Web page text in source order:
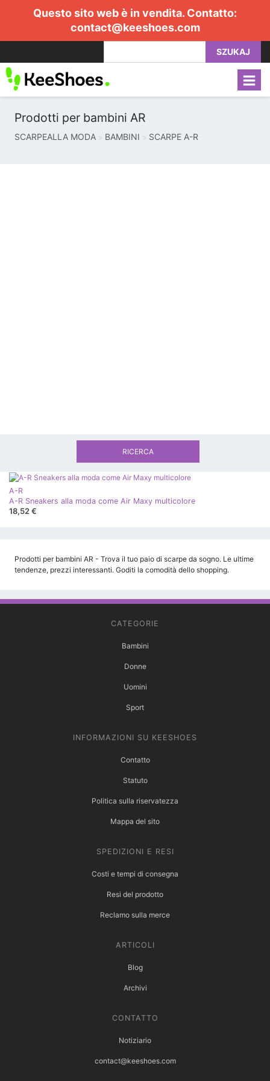
Questo sito web è in vendita. Contatto:
contact@keeshoes.com
SZUKAJ
Prodotti per bambini AR
SCARPEALLA MODA BAMBINI SCARPE A-R
A-R
A-R Sneakers alla moda come Air Maxy multicolore
18,52 €
Prodotti per bambini AR - Trova il tuo paio di scarpe da sogno. Le ultime
tendenze, prezzi interessanti. Goditi la comodità dello shopping.
RICERCA
CATEGORIE
Bambini
Donne
Uomini
Sport
INFORMAZIONI SU KEESHOES
Contatto
Statuto
Politica sulla riservatezza
Mappa del sito
SPEDIZIONI E RESI
Costi e tempi di consegna
Resi del prodotto
Reclamo sulla merce
ARTICOLI
Blog
Archivi
CONTATTO
Notiziario
contact@keeshoes.com